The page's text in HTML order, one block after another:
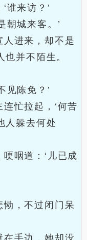
谁来访？’
朝城来客。’
进来，却不是
并不陌生。
见陈免？’
忙拉起，‘何苦
人躲去何处
咽道：‘儿已成
，不过闭门呆
在手边，她却没